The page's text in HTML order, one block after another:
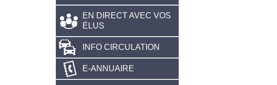
EN DIRECT AVEC VOS
ÉLUS
INFO CIRCULATION
E-ANNUAIRE